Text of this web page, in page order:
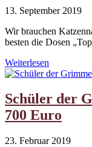
13. September 2019
Wir brauchen
besten die Dosen
Weiterlesen
Schüler der
700 Euro
23. Februar 2019